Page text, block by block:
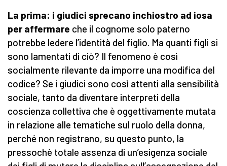
La prima: i giudici sprecano inchiostro ad iosa
per affermare che il cognome solo paterno
potrebbe ledere l’identità del figlio. Ma quanti figli si
sono lamentati di ciò? Il fenomeno è così
socialmente rilevante da imporre una modifica del
codice? Se i giudici sono così attenti alla sensibilità
sociale, tanto da diventare interpreti della
coscienza collettiva che è oggettivamente mutata
in relazione alle tematiche sul ruolo della donna,
perché non registrano, su questo punto, la
pressochè totale assenza di un’esigenza sociale